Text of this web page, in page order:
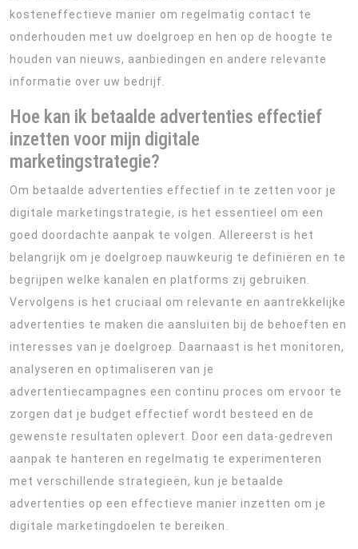
kosteneffectieve manier om regelmatig contact te
onderhouden met uw doelgroep en hen op de hoogte te
houden van nieuws, aanbiedingen en andere relevante
informatie over uw bedrijf.
Hoe kan ik betaalde advertenties effectief
inzetten voor mijn digitale
marketingstrategie?
Om betaalde advertenties effectief in te zetten voor je
digitale marketingstrategie, is het essentieel om een
goed doordachte aanpak te volgen. Allereerst is het
belangrijk om je doelgroep nauwkeurig te definiëren en te
begrijpen welke kanalen en platforms zij gebruiken.
Vervolgens is het cruciaal om relevante en aantrekkelijke
advertenties te maken die aansluiten bij de behoeften en
interesses van je doelgroep. Daarnaast is het monitoren,
analyseren en optimaliseren van je
advertentiecampagnes een continu proces om ervoor te
zorgen dat je budget effectief wordt besteed en de
gewenste resultaten oplevert. Door een data-gedreven
aanpak te hanteren en regelmatig te experimenteren
met verschillende strategieën, kun je betaalde
advertenties op een effectieve manier inzetten om je
digitale marketingdoelen te bereiken.